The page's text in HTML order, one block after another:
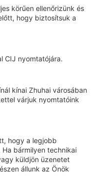
körűen ellenőrizünk és
hogy biztosítsuk a
CIJ nyomtatójára.
kínai Zhuhai városában
várjuk nyomtatóink
hogy a legjobb
bármilyen technikai
küldjön üzenetet
állunk az Önök